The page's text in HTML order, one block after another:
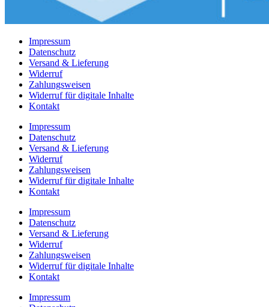
Impressum
Datenschutz
Versand & Lieferung
Widerruf
Zahlungsweisen
Widerruf für digitale Inhalte
Kontakt
Impressum
Datenschutz
Versand & Lieferung
Widerruf
Zahlungsweisen
Widerruf für digitale Inhalte
Kontakt
Impressum
Datenschutz
Versand & Lieferung
Widerruf
Zahlungsweisen
Widerruf für digitale Inhalte
Kontakt
Impressum